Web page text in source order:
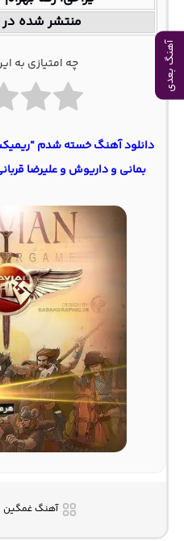
آهنگ بعدی
منتشر شده در
چه امتیازی به
دانلود آهنگ خسته شدم
بمانی و داریوش و علیرضا
آهنگ غمگین